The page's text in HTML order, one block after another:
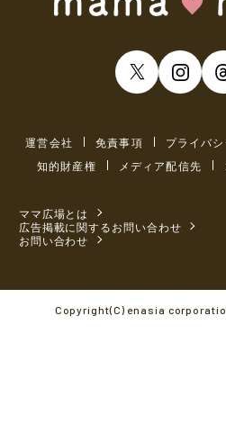
運営会社 免責事項 プライバ
知的財産権
メディア配信先
ママ広場とは
広告掲載に関するお問い合わせ
お問い合わせ
Copyright(C) enasia